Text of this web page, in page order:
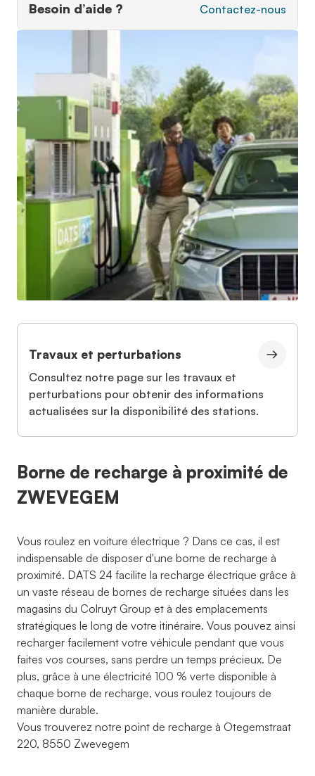
Besoin d’aide ? Contactez-nous
Travaux et perturbations
Consultez notre page sur les travaux et
perturbations pour obtenir des informations
actualisées sur la disponibilité des stations.
Borne de recharge à proximité de
ZWEVEGEM
Vous roulez en voiture électrique ? Dans ce cas, il est
indispensable de disposer d'une borne de recharge à
proximité. DATS 24 facilite la recharge électrique grâce à
un vaste réseau de bornes de recharge situées dans les
magasins du Colruyt Group et à des emplacements
stratégiques le long de votre itinéraire. Vous pouvez ainsi
recharger facilement votre véhicule pendant que vous
faites vos courses, sans perdre un temps précieux. De
plus, grâce à une électricité 100 % verte disponible à
chaque borne de recharge, vous roulez toujours de
manière durable.
Vous trouverez notre point de recharge à Otegemstraat
220, 8550 Zwevegem